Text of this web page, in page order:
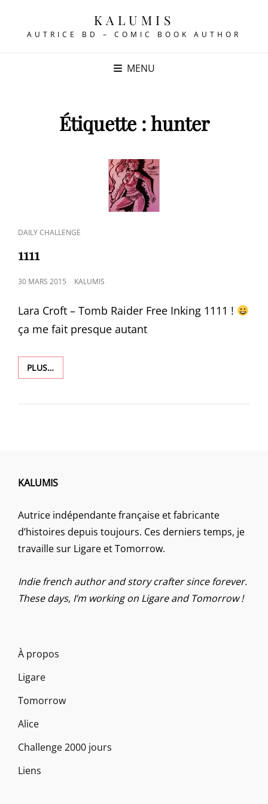
KALUMIS
AUTRICE BD – COMIC BOOK AUTHOR
MENU
Étiquette :hunter
CAT
DAILY CHALLENGE
1111
POSTED
30 MARS 2015 KALUMIS
Lara Croft – Tomb Raider Free Inking 1111 !
ça me fait presque autant
PLUS…1111
KALUMIS
Autrice indépendante française et fabricante
d’histoires depuis toujours. Ces derniers temps, je
travaille sur Ligare et Tomorrow.
Indie french author and story crafter since forever.
These days, I’m working on Ligare and Tomorrow !
À propos
Ligare
Tomorrow
Alice
Challenge 2000 jours
Liens